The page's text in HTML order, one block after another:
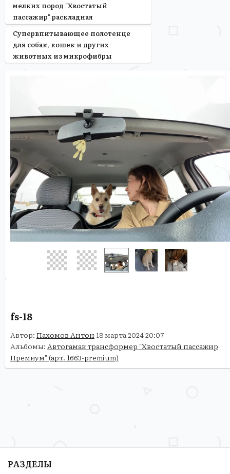
мелких пород "Хвостатый
пассажир" раскладная
Супервпитывающее полотенце
для собак, кошек и других
животных из микрофибры
fs-18
Автор: Пахомов Антон 18 марта 2024 20:07
Альбомы: Автогамак трансформер "Хвостатый пассажир
Премиум" (арт. 1663-premium)
РАЗДЕЛЫ